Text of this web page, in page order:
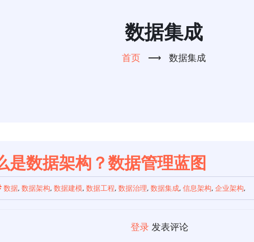
数据集成
首页 ⟶ 数据集成
是数据架构？数据管理蓝图
数据, 数据架构, 数据建模, 数据工程, 数据治理, 数据集成, 信息架构, 企业架构,
登录 发表评论